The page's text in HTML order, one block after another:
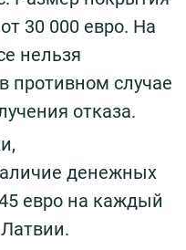
30 000 евро. На
нельзя
противном случае
отказа.
денежных
евро на каждый